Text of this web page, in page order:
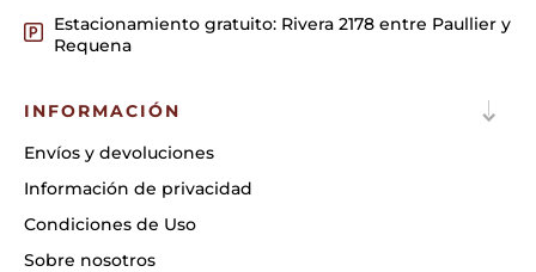
Estacionamiento gratuito: Rivera 2178 entre Paullier y
Requena
INFORMACIÓN
Envíos y devoluciones
Información de privacidad
Condiciones de Uso
Sobre nosotros